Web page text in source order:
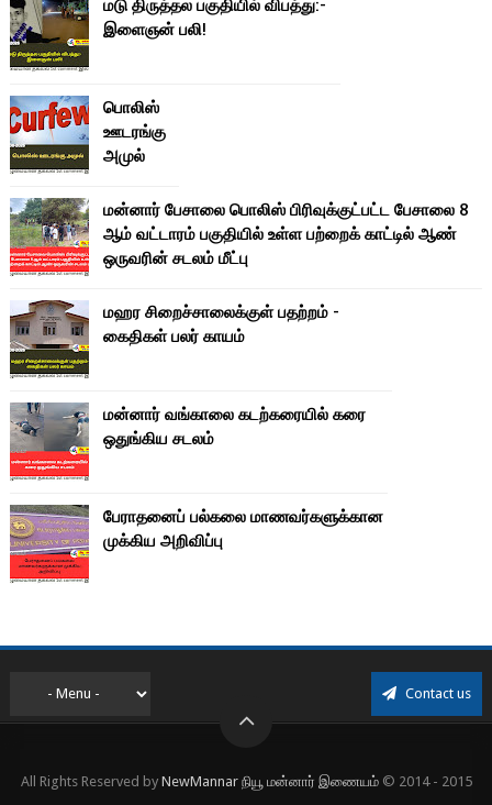
மடு திருத்தல பகுதியில் விபத்து:-
இளைஞன் பலி!
பொலிஸ்
ஊடரங்கு
அமுல்
மன்னார் பேசாலை பொலிஸ் பிரிவுக்குட்பட்ட பேசாலை 8
ஆம் வட்டாரம் பகுதியில் உள்ள பற்றைக் காட்டில் ஆண்
ஒருவரின் சடலம் மீட்பு
மஹர சிறைச்சாலைக்குள் பதற்றம் -
கைதிகள் பலர் காயம்
மன்னார் வங்காலை கடற்கரையில் கரை
ஒதுங்கிய சடலம்
பேராதனைப் பல்கலை மாணவர்களுக்கான
முக்கிய அறிவிப்பு
Contact us
All Rights Reserved by NewMannar நியூ மன்னார் இணையம் © 2014 - 2015